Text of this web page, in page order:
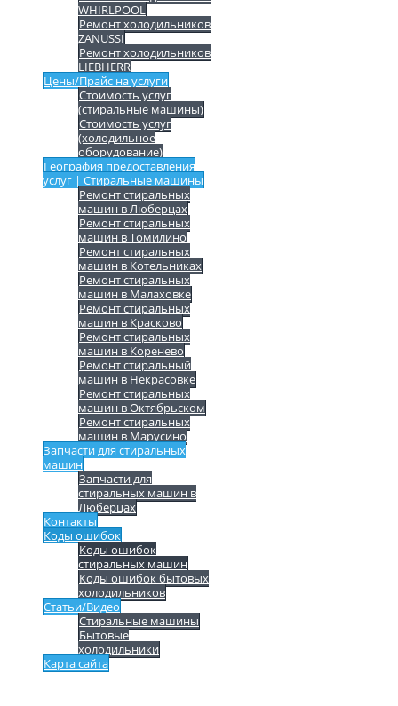
WHIRLPOOL
Ремонт холодильников
ZANUSSI
Ремонт холодильников
LIEBHERR
Цены/Прайс на услуги
Стоимость услуг
(стиральные машины)
Стоимость услуг
(холодильное
оборудование)
География предоставления
услуг | Стиральные машины
Ремонт стиральных
машин в Люберцах
Ремонт стиральных
машин в Томилино
Ремонт стиральных
машин в Котельниках
Ремонт стиральных
машин в Малаховке
Ремонт стиральных
машин в Красково
Ремонт стиральных
машин в Коренево
Ремонт стиральный
машин в Некрасовке
Ремонт стиральных
машин в Октябрьском
Ремонт стиральных
машин в Марусино
Запчасти для стиральных
машин
Запчасти для
стиральных машин в
Люберцах
Контакты
Коды ошибок
Коды ошибок
стиральных машин
Коды ошибок бытовых
холодильников
Статьи/Видео
Стиральные машины
Бытовые
холодильники
Карта сайта